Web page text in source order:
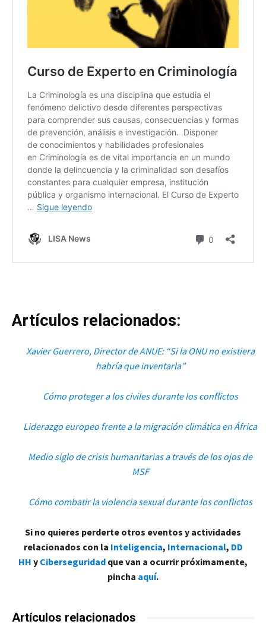
Artículos relacionados:
Xavier Guerrero, Director de ANUE: “Si la ONU no existiera
habría que inventarla”
Cómo proteger a los civiles durante los conflictos
Liderazgo europeo frente a la migración climática en África
Medio siglo de crisis humanitarias a través de los ojos de
MSF
Cómo combatir la violencia sexual durante los conflictos
Si no quieres perderte otros eventos y actividades
relacionados con la Inteligencia, Internacional, DD
HH y Ciberseguridad que van a ocurrir próximamente,
pincha aquí.
Artículos relacionados